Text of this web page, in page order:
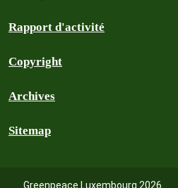
Rapport d'activité
Copyright
Archives
Sitemap
Greenpeace Luxembourg 2026